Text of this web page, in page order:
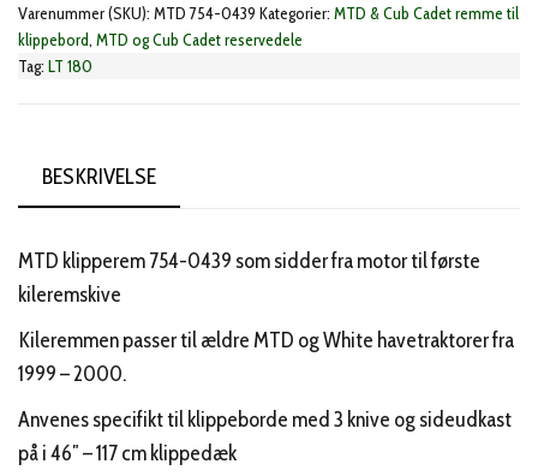
(754-
0439)
Varenummer (SKU): MTD 754-0439 Kategorier: MTD & Cub Cadet remme til
klippebord MTD og Cub Cadet reservedele
Tag: LT 180
BESKRIVELSE
MTD klipperem 754-0439 som sidder fra motor til første
kileremskive
Kileremmen passer til ældre MTD og White havetraktorer fra
1999 – 2000.
Anvenes specifikt til klippeborde med 3 knive og sideudkast
på i 46″ – 117 cm klippedæk